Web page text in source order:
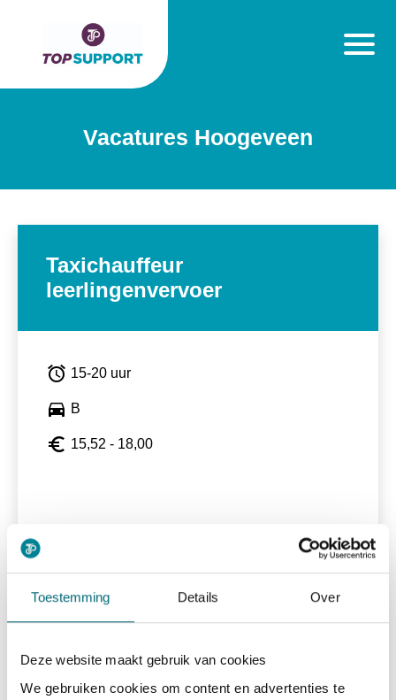
Toestemming Details Over
Deze website maakt gebruik van cookies
We gebruiken cookies om content en advertenties te
Vacatures Hoogeveen
Taxichauffeur
leerlingenvervoer
alarm 15-20 uur
directions_car B
euro_symbol 15,52 - 18,00